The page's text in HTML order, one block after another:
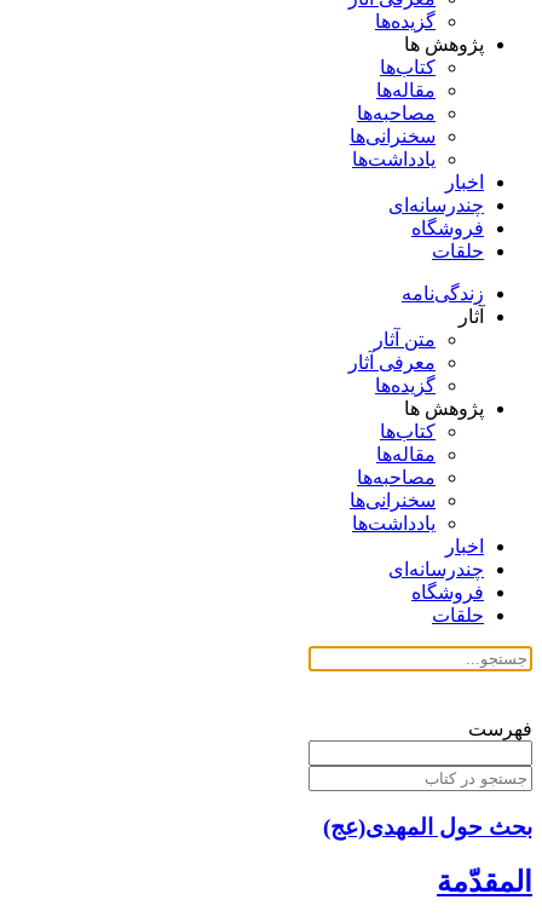
گزیده‌ها
پژوهش ها
کتاب‌ها
مقاله‌ها
مصاحبه‌ها
سخنرانی‌ها
یادداشت‌ها
اخبار
چندرسانه‌ای
فروشگاه
حلقات
زندگی‌نامه
آثار
متن آثار
معرفی آثار
گزیده‌ها
پژوهش ها
کتاب‌ها
مقاله‌ها
مصاحبه‌ها
سخنرانی‌ها
یادداشت‌ها
اخبار
چندرسانه‌ای
فروشگاه
حلقات
فهرست
بحث حول المهدی(عج)
المقدّمة